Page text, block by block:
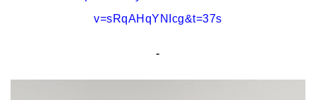
v=sRqAHqYNIcg&t=37s
-